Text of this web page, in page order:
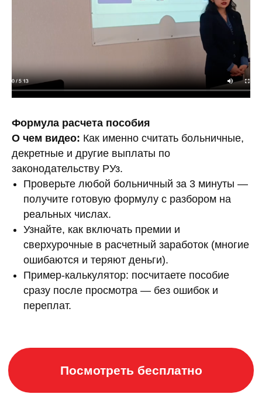
Формула расчета пособия
О чем видео: Как именно считать больничные,
декретные и другие выплаты по
законодательству РУз.
Проверьте любой больничный за 3 минуты —
получите готовую формулу с разбором на
реальных числах.
Узнайте, как включать премии и
сверхурочные в расчетный заработок (многие
ошибаются и теряют деньги).
Пример-калькулятор: посчитаете пособие
сразу после просмотра — без ошибок и
переплат.